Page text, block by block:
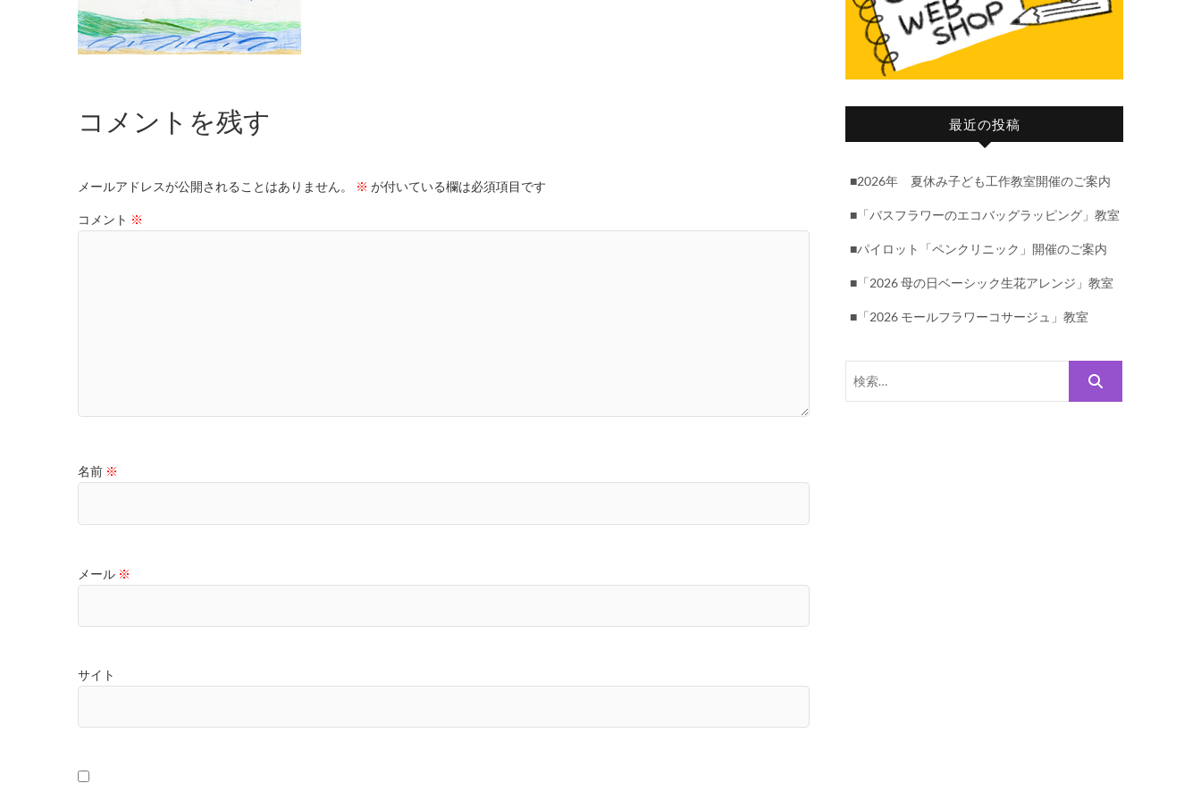
コメントを残す
メールアドレスが公開されることはありません。 ※ が付いている欄は必須項目です
コメント ※
名前 ※
メール ※
サイト
最近の投稿
■2026年 夏休み子ども工作教室開催のご案内
■「バスフラワーのエコバッグラッピング」教室
■パイロット「ペンクリニック」開催のご案内
■「2026 母の日ベーシック生花アレンジ」教室
■「2026 モールフラワーコサージュ」教室